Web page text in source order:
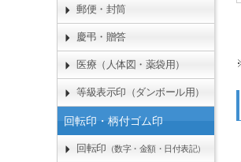
郵便・封筒
慶弔・贈答
医療（人体図・薬袋用）
等級表示印（ダンボール用）
回転印・柄付ゴム印
回転印 （数字・金額・日付表記）